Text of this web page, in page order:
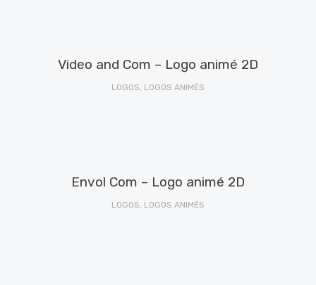
Video and Com – Logo animé 2D
LOGOS, LOGOS ANIMÉS
Envol Com – Logo animé 2D
LOGOS, LOGOS ANIMÉS